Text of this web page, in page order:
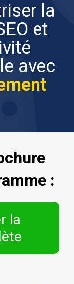
la
et
avec
:
la